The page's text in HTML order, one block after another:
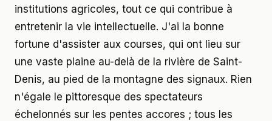
institutions agricoles, tout ce qui contribue à
entretenir la vie intellectuelle. J'ai la bonne
fortune d'assister aux courses, qui ont lieu sur
une vaste plaine au-delà de la rivière de Saint-
Denis, au pied de la montagne des signaux. Rien
n'égale le pittoresque des spectateurs
échelonnés sur les pentes accores ; tous les